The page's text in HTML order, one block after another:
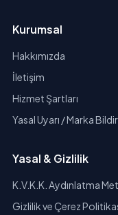
Kurumsal
Hakkımızda
İletişim
Hizmet Şartları
Yasal Uyarı / Marka
Yasal & Gizlilik
K.V.K.K. Aydınlatma
Gizlilik ve Çerez